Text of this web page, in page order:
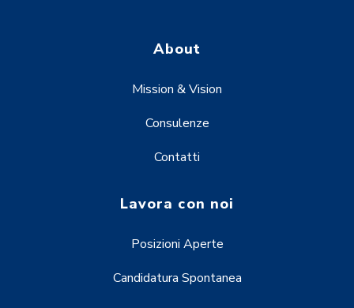
About
Mission & Vision
Consulenze
Contatti
Lavora con noi
Posizioni Aperte
Candidatura Spontanea